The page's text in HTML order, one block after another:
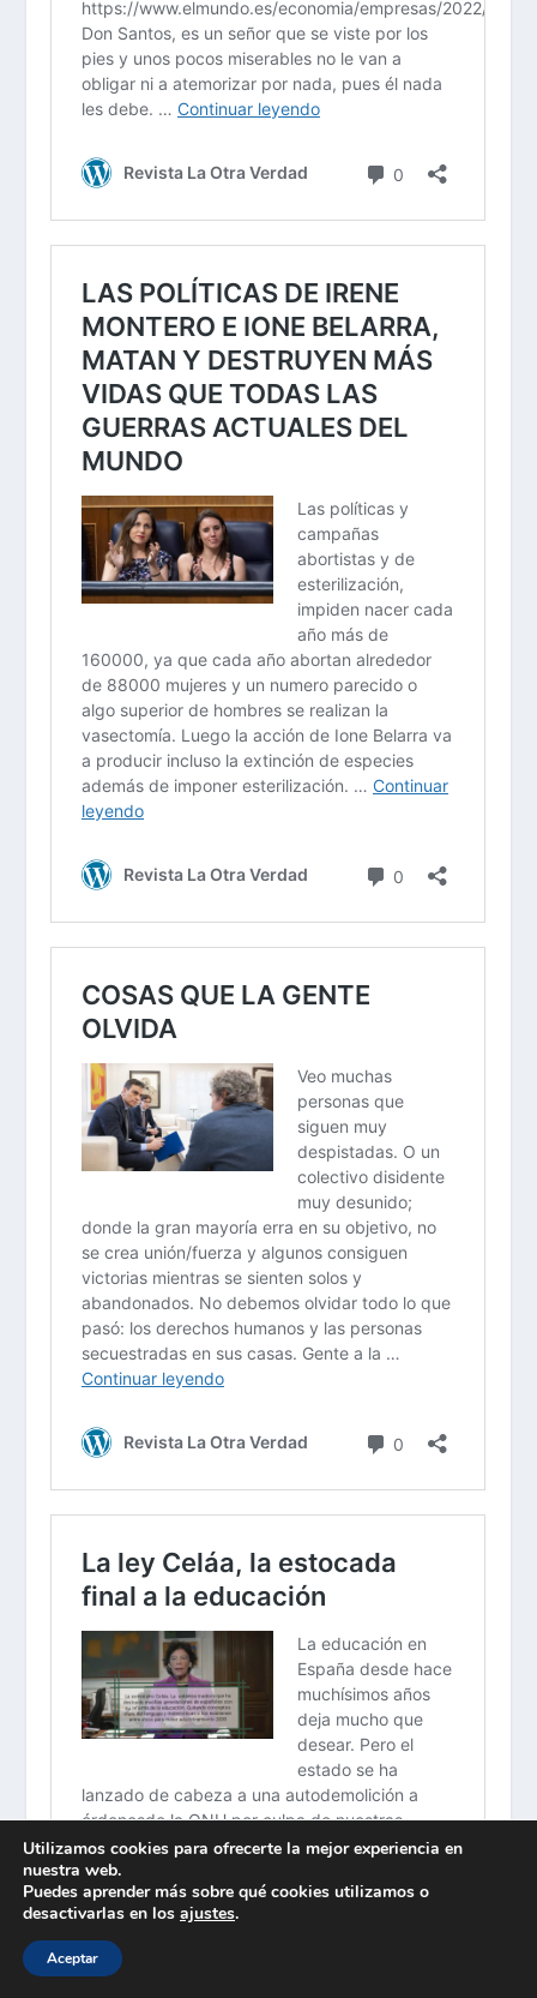
Utilizamos cookies para ofrecerte la mejor experiencia en
nuestra web.
Puedes aprender más sobre qué cookies utilizamos o
desactivarlas en los ajustes.
Aceptar